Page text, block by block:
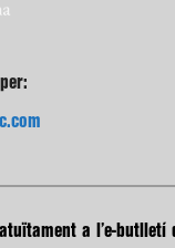
a l’e-butlletí